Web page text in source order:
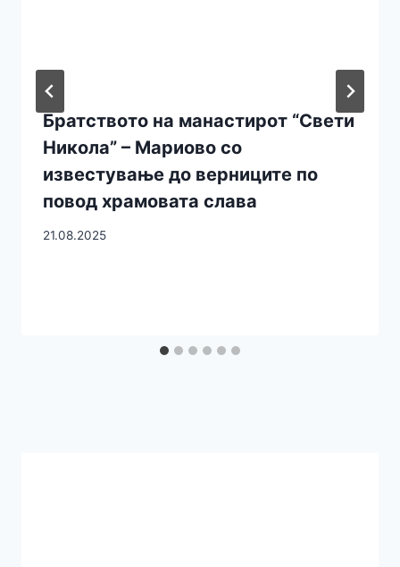
Братството на манастирот “Свети
Никола” – Мариово со
известување до верниците по
повод храмовата слава
21.08.2025